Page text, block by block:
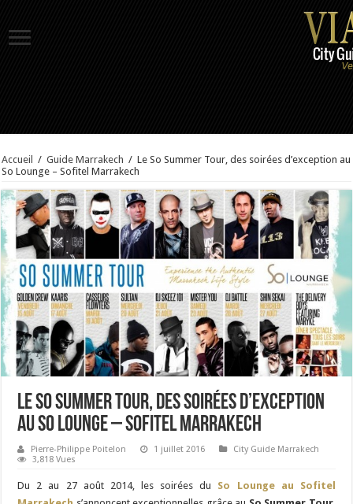
Accueil / Guide Marrakech / Le So Summer Tour, des soirées d’exception au
So Lounge – Sofitel Marrakech
Le So Summer Tour, des soirées d’exception
au So Lounge – Sofitel Marrakech
Pierre-Philippe Poitelon 1 juillet 2016
City Guide Marrakech
3,818 Vues
Du 2 au 27 août 2014, les soirées du So Lounge au Sofitel